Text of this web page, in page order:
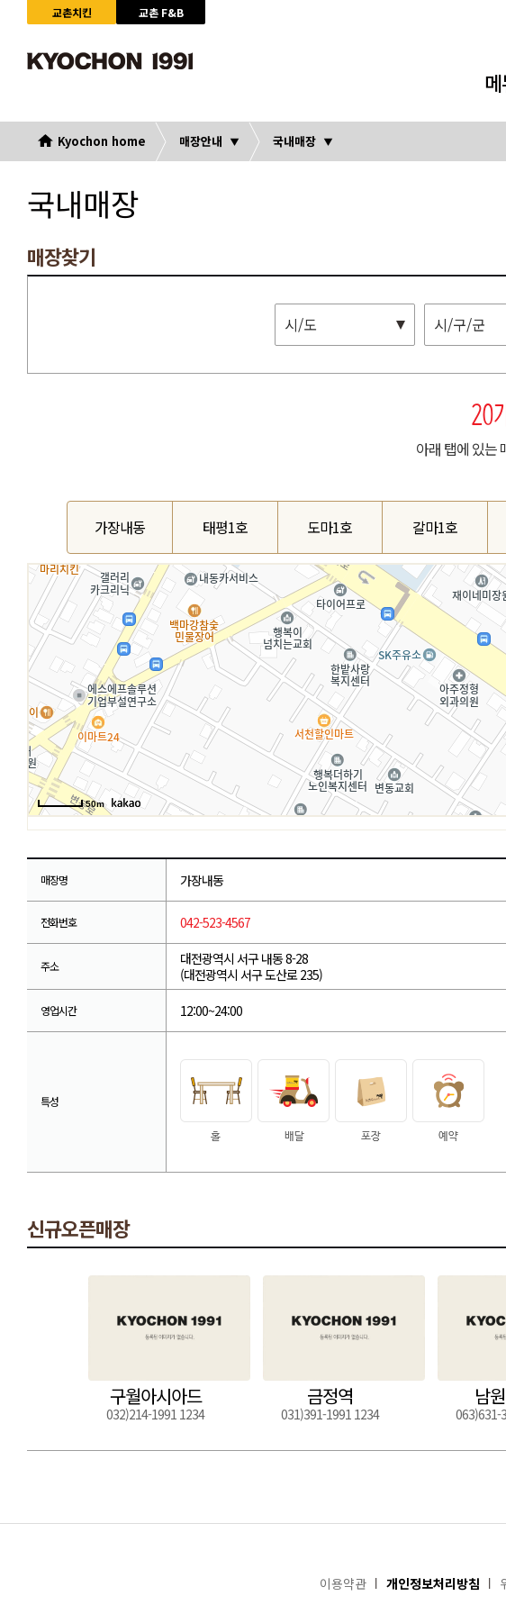
교촌치킨
교촌 F&B
Kyochon home 매장안내 국내매장
국내매장
매장찾기
시/도 시/구/군
20
아래 탭에 있는
가장내동 태평1호 도마1호 갈마1호
50m
매장명 가장내동
전화번호 042-523-4567
주소
대전광역시 서구 내동 8-28
(대전광역시 서구 도산로 235)
영업시간 12:00~24:00
특성
신규오픈매장
구월아시아드
032)214-1991 1234
금정역
031)391-1991 1234
남
063)631-
이용약관 개인정보처리방침